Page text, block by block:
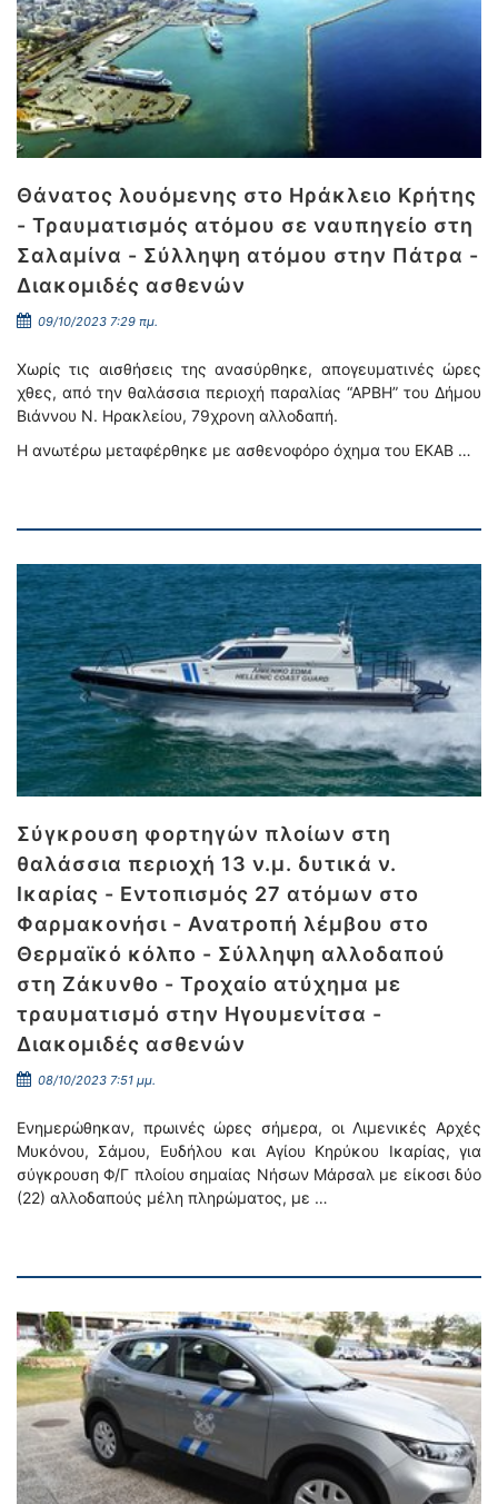
Θάνατος λουόμενης στο Ηράκλειο Κρήτης
- Τραυματισμός ατόμου σε ναυπηγείο στη
Σαλαμίνα - Σύλληψη ατόμου στην Πάτρα -
Διακομιδές ασθενών
09/10/2023 7:29 πμ.
Χωρίς τις αισθήσεις της ανασύρθηκε, απογευματινές ώρες
χθες, από την θαλάσσια περιοχή παραλίας “ΑΡΒΗ” του Δήμου
Βιάννου Ν. Ηρακλείου, 79χρονη αλλοδαπή.
Η ανωτέρω μεταφέρθηκε με ασθενοφόρο όχημα του ΕΚΑΒ …
Σύγκρουση φορτηγών πλοίων στη
θαλάσσια περιοχή 13 ν.μ. δυτικά ν.
Ικαρίας - Εντοπισμός 27 ατόμων στο
Φαρμακονήσι - Ανατροπή λέμβου στο
Θερμαϊκό κόλπο - Σύλληψη αλλοδαπού
στη Ζάκυνθο - Τροχαίο ατύχημα με
τραυματισμό στην Ηγουμενίτσα -
Διακομιδές ασθενών
08/10/2023 7:51 μμ.
Ενημερώθηκαν, πρωινές ώρες σήμερα, οι Λιμενικές Αρχές
Μυκόνου, Σάμου, Ευδήλου και Αγίου Κηρύκου Ικαρίας, για
σύγκρουση Φ/Γ πλοίου σημαίας Νήσων Μάρσαλ με είκοσι δύο
(22) αλλοδαπούς μέλη πληρώματος, με …